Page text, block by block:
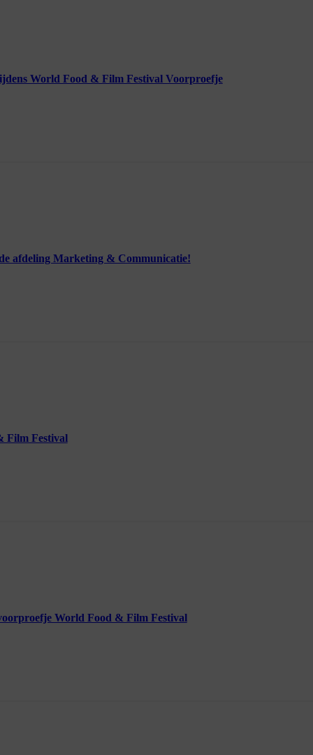
World Food & Film Festival Voorproefje
afdeling Marketing & Communicatie!
Film Festival
World Food & Film Festival